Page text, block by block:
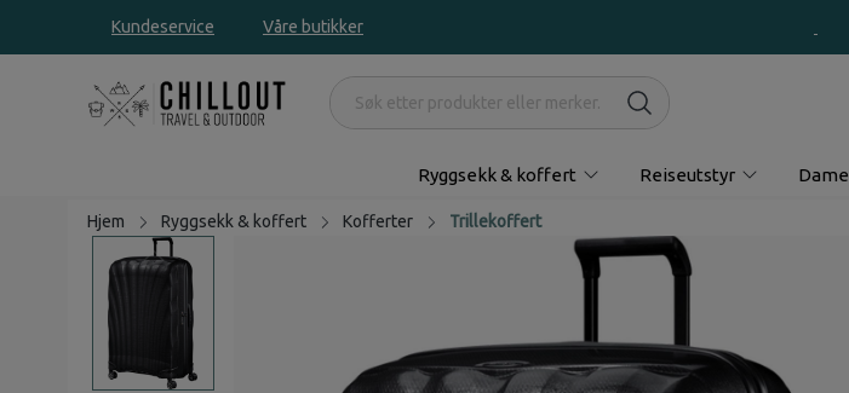
Kundeservice Våre butikker
Ryggsekk & koffert Reiseutstyr Dame
Hjem Ryggsekk & koffert Kofferter Trillekoffert